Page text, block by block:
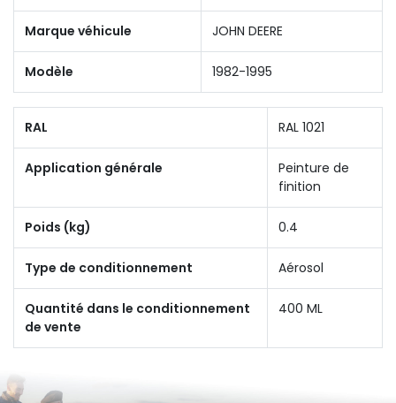
Marque véhicule JOHN DEERE
Modèle 1982-1995
RAL RAL 1021
Application générale
Peinture de
finition
Poids (kg) 0.4
Type de conditionnement Aérosol
Quantité dans le conditionnement
de vente
400 ML